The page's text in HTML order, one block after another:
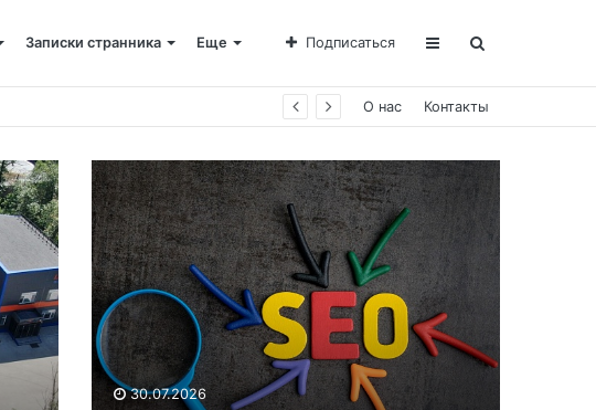
Записки странника Еще Подписаться
О нас Контакты
30.07.2026